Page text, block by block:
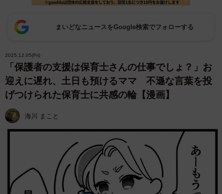
まいどなニュースをGoogle検索でフォローする
2025.12.05(Fri)
「保護者の支援は保育士さんの仕事でしょ？」お
迎えに遅れ、土日も預けるママ 不遜な言葉を投
げつけられた保育士に共感の輪【漫画】
海川 まこと